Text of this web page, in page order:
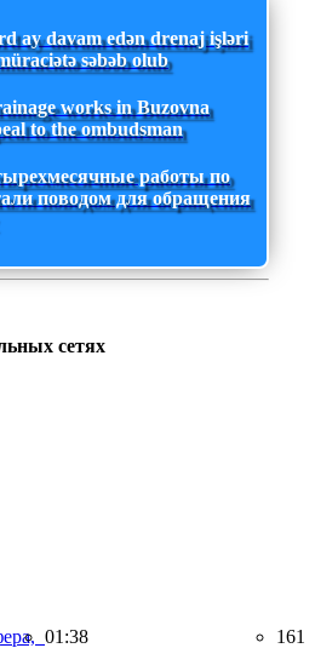
ay davam edən drenaj işləri
səbəb olub
works in Buzovna
to the ombudsman
работы по
поводом для обращения
сетях
01:38 161